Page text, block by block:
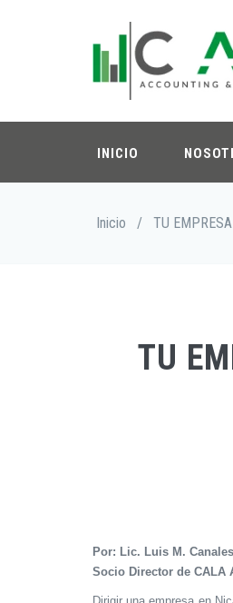
INICIO
Sobrescribir
navegación
Inicio / TU
TU
Por: Lic. Luis M. Canales
Socio Director de CALA